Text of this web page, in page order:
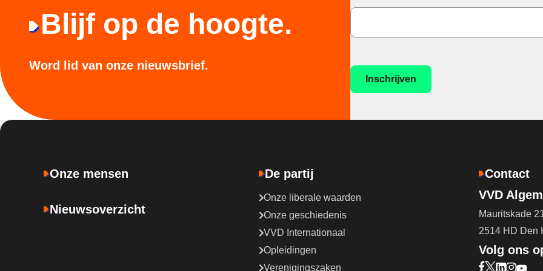
Blijf op de hoogte.
Word lid van onze nieuwsbrief.
Onze mensen
Nieuwsoverzicht
De partij
Onze liberale waarden
Onze geschiedenis
VVD Internationaal
Opleidingen
Verenigingszaken
Contact
VVD
Mauritskade
2514 HD Den
Volg ons
Bezoek onze
Bezoek